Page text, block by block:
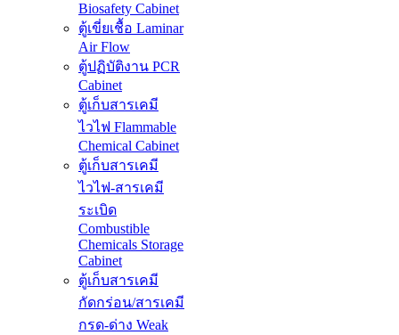
Biosafety Cabinet
ตู้เขี่ยเชื้อ Laminar
Air Flow
ตู้ปฏิบัติงาน PCR
Cabinet
ตู้เก็บสารเคมี
ไวไฟ Flammable
Chemical Cabinet
ตู้เก็บสารเคมี
ไวไฟ-สารเคมี
ระเบิด
Combustible
Chemicals Storage
Cabinet
ตู้เก็บสารเคมี
กัดกร่อน/สารเคมี
กรด-ด่าง Weak